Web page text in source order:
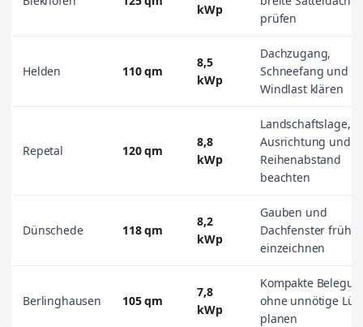
kWp
prüfen
Helden 110 qm
8,5
kWp
Dachzugang,
Schneefang und
Windlast klären
Repetal 120 qm
8,8
kWp
Landschaftslage,
Ausrichtung und
Reihenabstand
beachten
Dünschede 118 qm
8,2
kWp
Gauben und
Dachfenster früh
einzeichnen
Berlinghausen 105 qm
7,8
kWp
Kompakte
ohne unnötige
planen